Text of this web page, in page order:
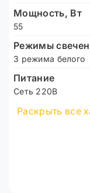
Съемные
Штатив 2.1
Сумка чехол
Мощность, Вт
55
Режимы
3 режима белого
Питание
Сеть 220В
Количество
Цветовая
Раскрыть все